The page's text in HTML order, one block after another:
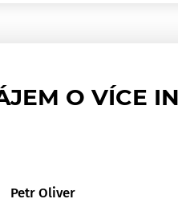
O VÍCE
Petr Oliver